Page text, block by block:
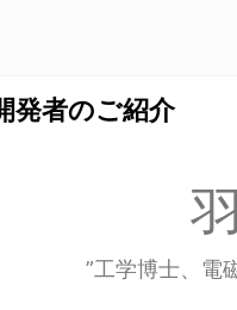
発者のご紹介
”工学博士、電